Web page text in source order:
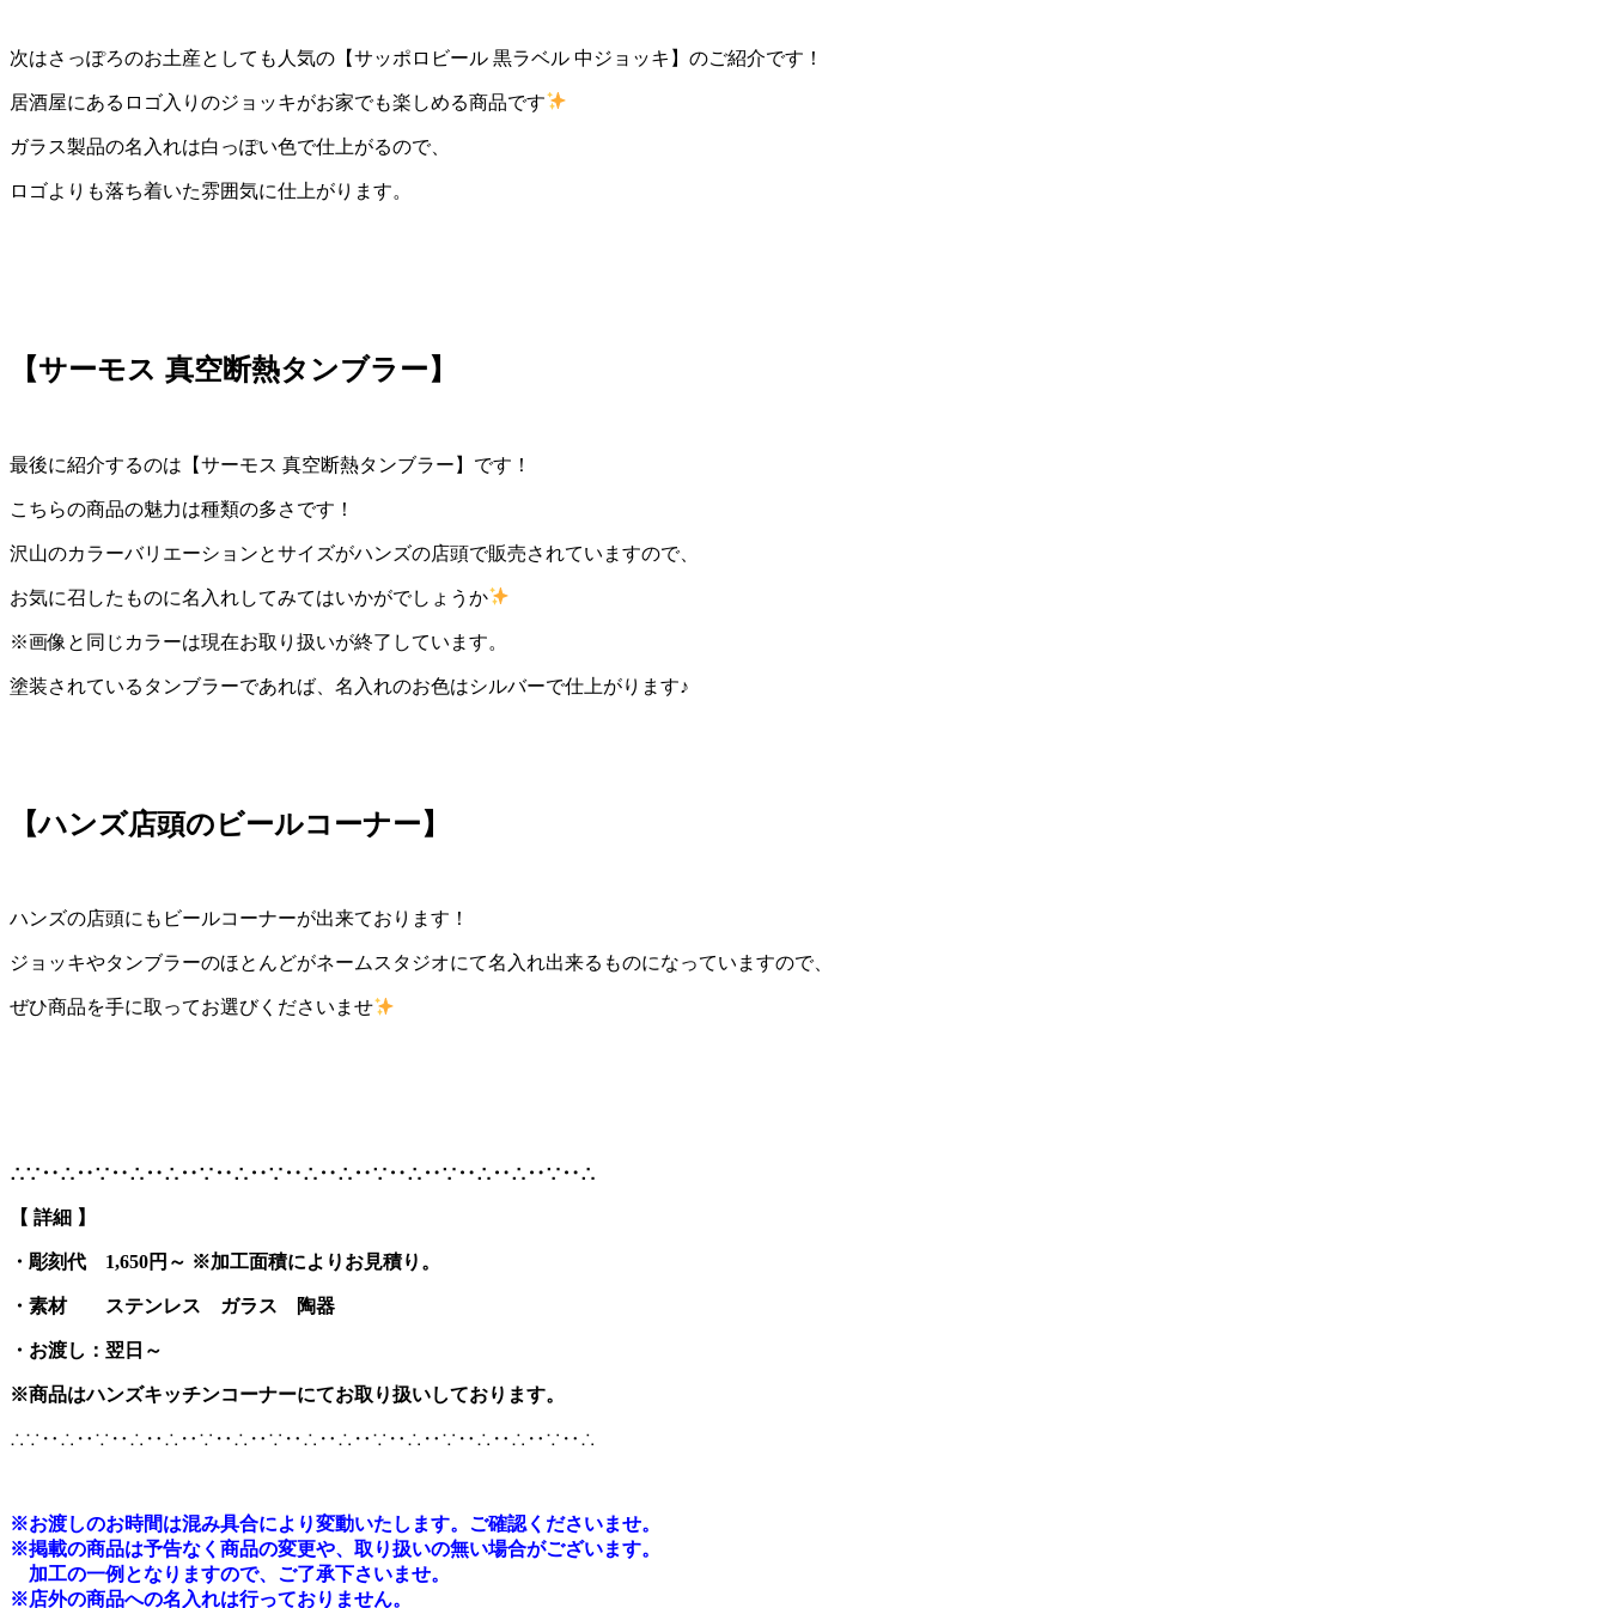
次はさっぽろのお土産としても人気の【サッポロビール 黒ラベル 中ジョッキ】のご紹介です！
居酒屋にあるロゴ入りのジョッキがお家でも楽しめる商品です
ガラス製品の名入れは白っぽい色で仕上がるので、
ロゴよりも落ち着いた雰囲気に仕上がります。
【サーモス 真空断熱タンブラー】
最後に紹介するのは【サーモス 真空断熱タンブラー】です！
こちらの商品の魅力は種類の多さです！
沢山のカラーバリエーションとサイズがハンズの店頭で販売されていますので、
お気に召したものに名入れしてみてはいかがでしょうか
※画像と同じカラーは現在お取り扱いが終了しています。
塗装されているタンブラーであれば、名入れのお色はシルバーで仕上がります♪
【ハンズ店頭のビールコーナー】
ハンズの店頭にもビールコーナーが出来ております！
ジョッキやタンブラーのほとんどがネームスタジオにて名入れ出来るものになっていますので、
ぜひ商品を手に取ってお選びくださいませ
∴∵‥∴‥∵‥∴‥∴‥∵‥∴‥∵‥∴‥∴‥∵‥∴‥∵‥∴‥∴‥∵‥∴
【 詳細 】
・彫刻代 1,650円～ ※加工面積によりお見積り。
・素材 ステンレス ガラス 陶器
・お渡し：翌日～
※商品はハンズキッチンコーナーにてお取り扱いしております。
∴∵‥∴‥∵‥∴‥∴‥∵‥∴‥∵‥∴‥∴‥∵‥∴‥∵‥∴‥∴‥∵‥∴
※お渡しのお時間は混み具合により変動いたします。ご確認くださいませ。
※掲載の商品は予告なく商品の変更や、取り扱いの無い場合がございます。
加工の一例となりますので、ご了承下さいませ。
※店外の商品への名入れは行っておりません。